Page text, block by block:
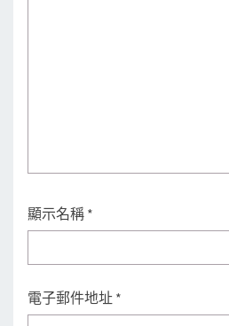
顯示名稱 *
電子郵件地址 *